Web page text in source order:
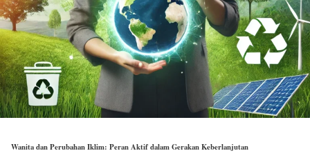
Wanita dan Perubahan Iklim: Peran Aktif dalam Gerakan Keberlanjutan